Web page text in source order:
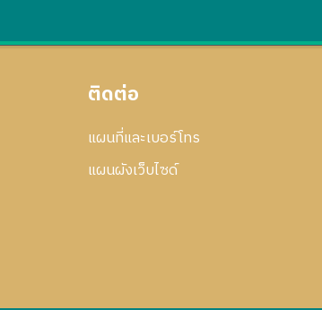
ติดต่อ
แผนที่และเบอร์โทร
แผนผังเว็บไซด์